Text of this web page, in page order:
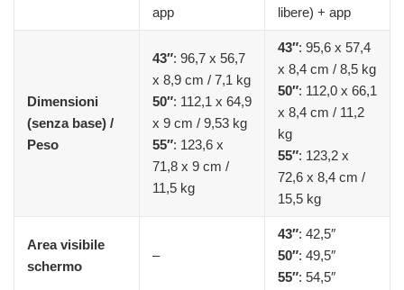
app
libere) + app
Dimensioni
(senza base) /
Peso
43″: 96,7 x 56,7
x 8,9 cm / 7,1 kg
50″: 112,1 x 64,9
x 9 cm / 9,53 kg
55″: 123,6 x
71,8 x 9 cm /
11,5 kg
43″: 95,6 x 57,4
x 8,4 cm / 8,5 kg
50″: 112,0 x 66,1
x 8,4 cm / 11,2
kg
55″: 123,2 x
72,6 x 8,4 cm /
15,5 kg
Area visibile
schermo
–
43″: 42,5″
50″: 49,5″
55″: 54,5″